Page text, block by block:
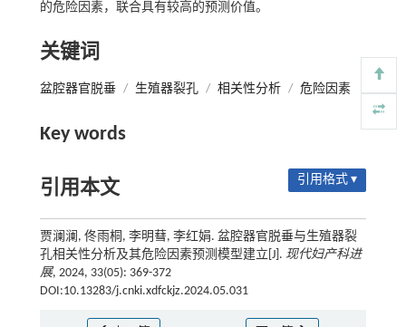
的危险因素，联合具有较高的预测价值。
关键词
盆腔器官脱垂 / 生殖器裂孔 / 相关性分析 / 危险因素
Key words
引用本文 引用格式 ▾
贾澜澜, 佟雨桐, 李明蔧, 李红娟. 盆腔器官脱垂与生殖器裂
孔相关性分析及其危险因素预测模型建立[J]. 现代妇产科进
展, 2024, 33(05): 369-372
DOI:10.13283/j.cnki.xdfckjz.2024.05.031